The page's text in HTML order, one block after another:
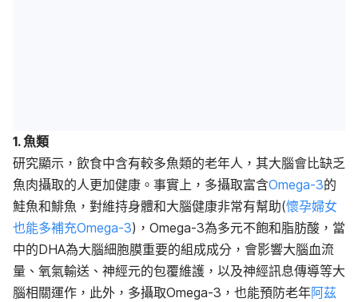
1. 魚類
研究顯示，飲食中含有較多魚類的老年人，其大腦會比缺乏
魚肉攝取的人更加健康。事實上，多攝取富含Omega-3的
鮭魚和鯡魚，對維持身體和大腦健康非常有幫助(懷孕婦女
也能多補充Omega-3)，Omega-3為多元不飽和脂肪酸，當
中的DHA為大腦細胞膜重要的組成成分，會影響大腦血流
量、氧氣輸送、神經元的包覆維護，以及神經訊息傳導等大
腦相關運作，此外，多攝取Omega-3，也能預防老年阿茲